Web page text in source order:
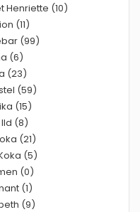
Henriette (10)
(11)
(99)
(6)
(23)
(59)
(15)
(8)
(21)
(5)
(0)
(1)
(9)